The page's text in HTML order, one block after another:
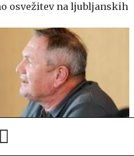
osvežitev na ljubljanskih